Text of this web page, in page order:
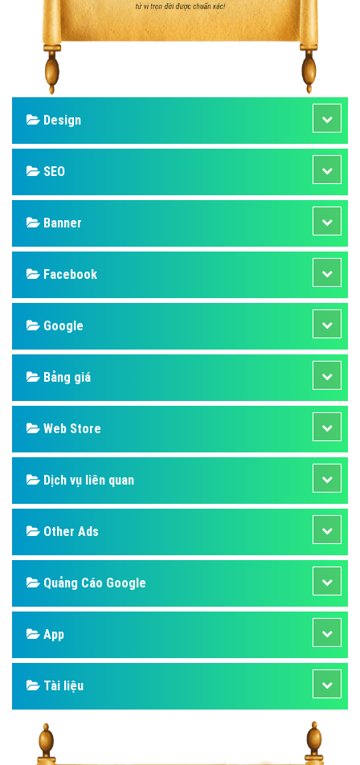
Design
SEO
Banner
Facebook
Google
Bảng giá
Web Store
Dịch vụ liên quan
Other Ads
Quảng Cáo Google
App
Tài liệu